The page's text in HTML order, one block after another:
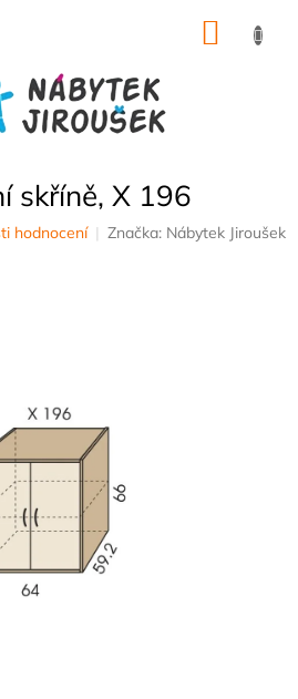
skříně, X 196
hodnocení Značka: Nábytek Jiroušek